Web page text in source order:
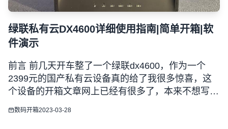
绿联私有云DX4600详细使用指南|简单开箱|软
件演示
前言 前几天开车整了一个绿联dx4600，作为一个
2399元的国产私有云设备真的给了我很多惊喜，这
个设备的开箱文章网上已经有很多了，本来不想写
了，直接写进阶docker玩法篇了，但是在拿到机器并
数码开箱2023-03-28